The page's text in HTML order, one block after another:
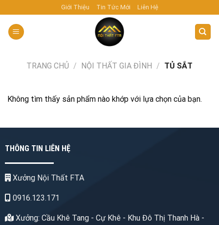
to
content
Giới Thiệu Tin Tức Mới Liên Hệ
TRANG CHỦ / NỘI THẤT GIA ĐÌNH / TỦ SẮT
Không tìm thấy sản phẩm nào khớp với lựa chọn của bạn.
THÔNG TIN LIÊN HỆ
Xưởng Nội Thất FTA
0916.123.171
Xưởng: Cầu Khê Tang - Cự Khê - Khu Đô Thị Thanh Hà -